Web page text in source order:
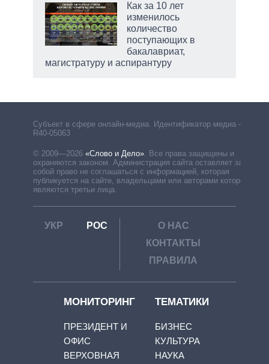
Как за 10 лет
изменилось
количество
поступающих в
бакалавриат,
магистратуру и аспирантуру
Субъект в сфере онлайн-медиа. Идентификатор медиа –
R40-05063
© 2009—2026 «Слово и Дело». Все права защищены и
охраняются законом. Администрация сайта оставляет за
собой право не соглашаться с информацией, которая
публикуется на сайте, владельцами или авторами которой
являются третьи лица.
УКР РОС
О НАС
КОНТАКТЫ
ПРАВИЛА
МОНИТОРИНГ
ПРЕЗИДЕНТ И
ОФИС
ВЕРХОВНАЯ
ТЕМАТИКИ
БИЗНЕС
КУЛЬТУРА
НАУКА